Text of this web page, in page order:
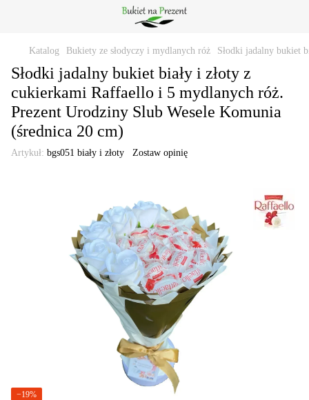
Katalog Bukiety ze słodyczy i mydlanych róż Słodki jadalny bukiet
Słodki jadalny bukiet biały i złoty z
cukierkami Raffaello i 5 mydlanych róż.
Prezent Urodziny Slub Wesele Komunia
(średnica 20 cm)
Artykuł: bgs051 biały i złoty Zostaw opinię
−19%